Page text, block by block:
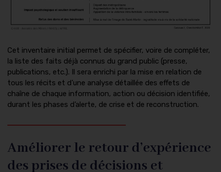
Cet inventaire initial permet de spécifier, voire de compléter,
la liste des faits déjà connus du grand public (presse,
publications, etc.). Il sera enrichi par la mise en relation de
tous les récits et d’une analyse détaillée des effets de
chaîne de chaque information, action ou décision identifiée,
durant les phases d’alerte, de crise et de reconstruction.
Améliorer le retour d’expérience
des prises de décisions et